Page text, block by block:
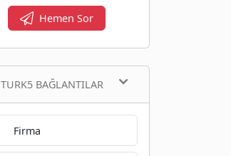
Hemen Sor
TURK5 BAĞLANTILAR
Firma